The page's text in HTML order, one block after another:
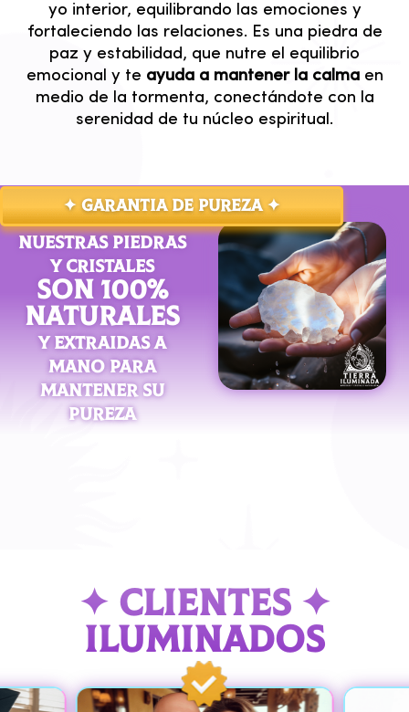
yo interior, equilibrando las emociones y
fortaleciendo las relaciones. Es una piedra de
paz y estabilidad, que nutre el equilibrio
emocional y te ayuda a mantener la calmaen
medio de la tormenta, conectándote con la
serenidad de tu núcleo espiritual.
✦ GARANTIA DE PUREZA ✦
NUESTRAS PIEDRAS
Y CRISTALES
SON 100%
NATURALES
Y EXTRAIDAS A
MANO PARA
MANTENER SU
PUREZA
✦ CLIENTES ✦
ILUMINADOS